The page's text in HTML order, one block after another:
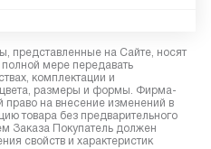
представленные на Сайте, носят
полной мере передавать
комплектации и
цвета, размеры и формы. Фирма-
право на внесение изменений в
товара без предварительного
Заказа Покупатель должен
свойств и характеристик